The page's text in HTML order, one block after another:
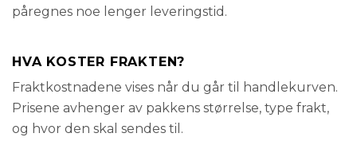
påregnes noe lenger leveringstid.
HVA KOSTER FRAKTEN?
Fraktkostnadene vises når du går til handlekurven.
Prisene avhenger av pakkens størrelse, type frakt,
og hvor den skal sendes til.